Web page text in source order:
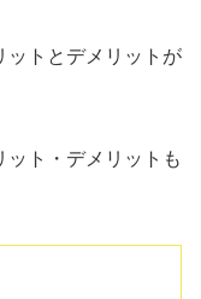
ットとデメリットが
ット・デメリットも